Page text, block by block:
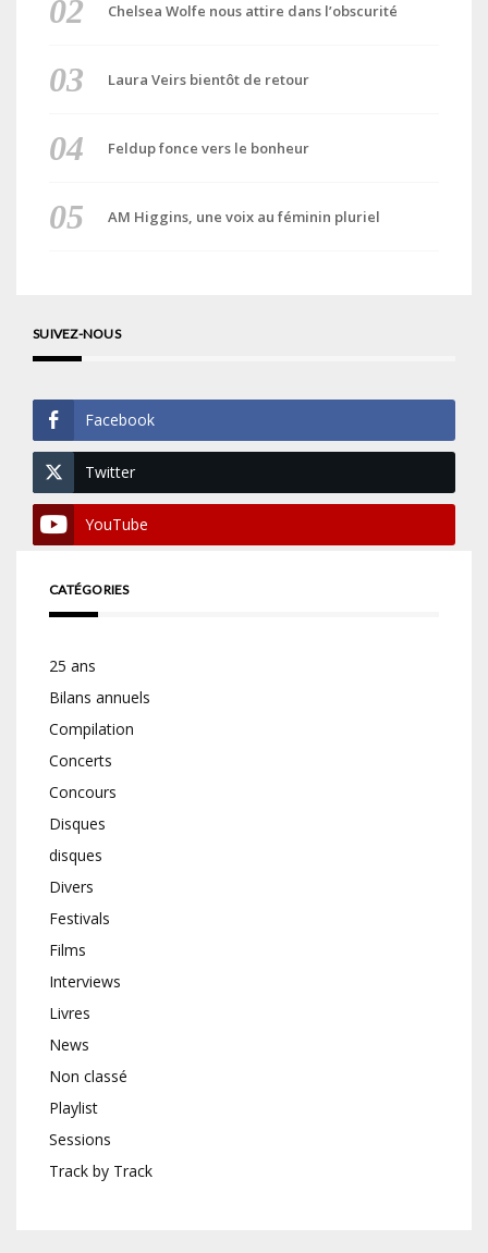
Chelsea Wolfe nous attire dans l’obscurité
Laura Veirs bientôt de retour
Feldup fonce vers le bonheur
AM Higgins, une voix au féminin pluriel
SUIVEZ-NOUS
Facebook
Twitter
YouTube
CATÉGORIES
25 ans
Bilans annuels
Compilation
Concerts
Concours
Disques
disques
Divers
Festivals
Films
Interviews
Livres
News
Non classé
Playlist
Sessions
Track by Track